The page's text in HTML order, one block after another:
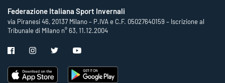
Federazione Italiana Sport Invernali
via Piranesi 46, 20137 Milano – P.IVA e C.F. 05027640159 – Iscrizione al
Tribunale di Milano n° 63, 11.12.2004